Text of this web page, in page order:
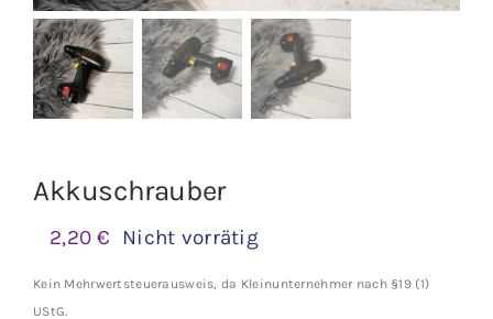
Babyausstattung
Krims Krams
Akkuschrauber
2,20€ Nicht vorrätig
Kein Mehrwertsteuerausweis, da Kleinunternehmer nach §19 (1)
UStG.